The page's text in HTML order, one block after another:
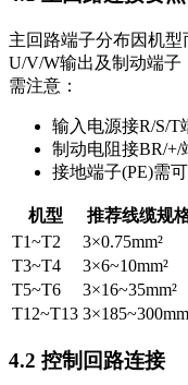
主回路端子分布因机型
U/V/W输出及制动端子
需注意：
输入电源接R/S/
制动电阻接BR/+/
接地端子(PE)需
机型 推荐线缆规
T1~T2
3×0.75mm²
T3~T4
3×6~10mm²
T5~T6
3×16~35mm²
T12~T13
4.2 控制回路连接